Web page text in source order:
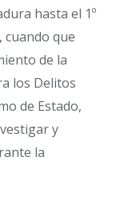
hasta el 1º
cuando que
de la
los Delitos
de Estado,
y
la